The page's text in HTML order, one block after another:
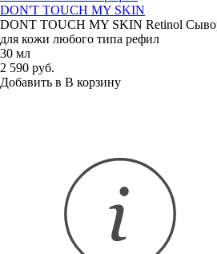
DON'T TOUCH MY SKIN
DONT TOUCH MY SKIN Retinol
для кожи любого типа рефил
30 мл
2 590 руб.
Добавить в В корзину